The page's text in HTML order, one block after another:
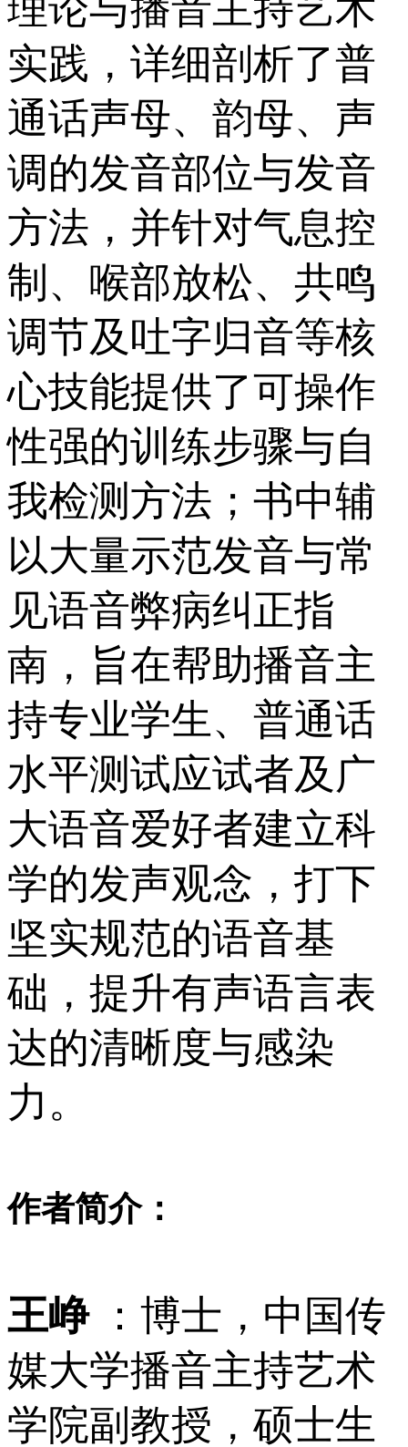
理论与播音主持艺术
实践，详细剖析了普
通话声母、韵母、声
调的发音部位与发音
方法，并针对气息控
制、喉部放松、共鸣
调节及吐字归音等核
心技能提供了可操作
性强的训练步骤与自
我检测方法；书中辅
以大量示范发音与常
见语音弊病纠正指
南，旨在帮助播音主
持专业学生、普通话
水平测试应试者及广
大语音爱好者建立科
学的发声观念，打下
坚实规范的语音基
础，提升有声语言表
达的清晰度与感染
力。
作者简介：
王峥：博士，中国传
媒大学播音主持艺术
学院副教授，硕士生